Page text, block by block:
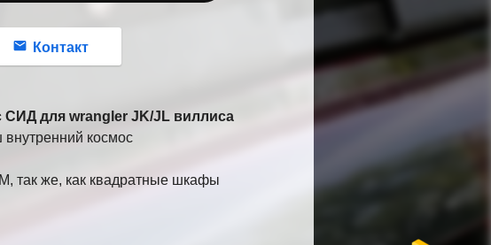
Контакт
для wrangler JK/JL виллиса
космос
так же, как квадратные шкафы